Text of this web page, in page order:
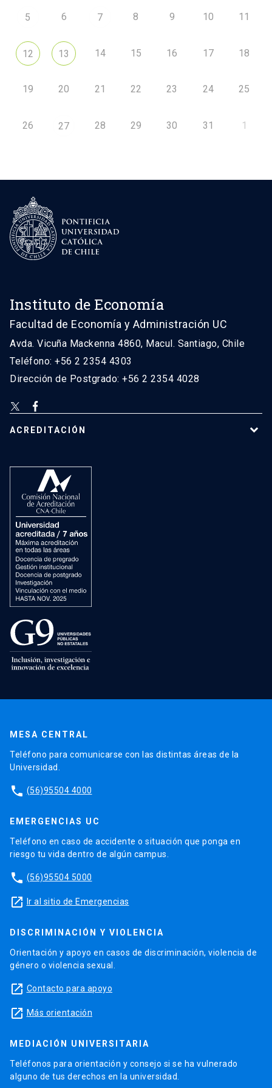
5 6 7 8 9 10 11
12 13 14 15 16 17 18
19 20 21 22 23 24 25
26 27 28 29 30 31 1
Instituto de Economía
Facultad de Economía y Administración UC
Avda. Vicuña Mackenna 4860, Macul. Santiago, Chile
Teléfono: +56 2 2354 4303
Dirección de Postgrado: +56 2 2354 4028
ACREDITACIÓN
MESA CENTRAL
Teléfono para comunicarse con las distintas áreas de la
Universidad.
phone (56)95504 4000
EMERGENCIAS UC
Teléfono en caso de accidente o situación que ponga en
riesgo tu vida dentro de algún campus.
phone (56)95504 5000
launch Ir al sitio de Emergencias
DISCRIMINACIÓN Y VIOLENCIA
Orientación y apoyo en casos de discriminación, violencia de
género o violencia sexual.
launch Contacto para apoyo
launch Más orientación
MEDIACIÓN UNIVERSITARIA
Teléfonos para orientación y consejo si se ha vulnerado
alguno de tus derechos en la universidad.